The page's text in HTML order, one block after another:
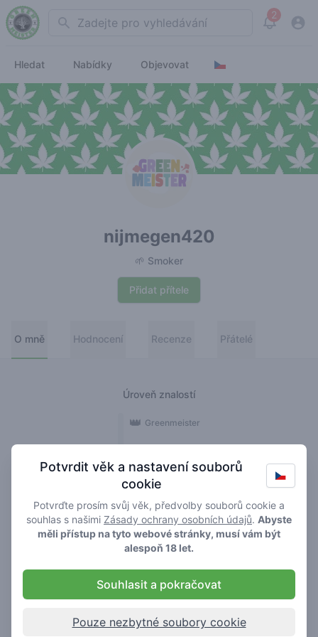
Search 2
View
Hledat Nabídky Objevovat
nijmegen420
🌱 Smoker
Přidat přítele
O mně Hodnocení Recenze Přátelé
Úroveň znalostí
🍃 Smoker
🌱 Roller
🥦 Stoner
👑 Greenmeister
Recenze
Hodnocení
Potvrdit věk a nastavení souborů
cookie
Potvrďte prosím svůj věk, předvolby souborů cookie a
souhlas s našimi Zásady ochrany osobních údajů. Abyste
měli přístup na tyto webové stránky, musí vám být
alespoň 18 let.
Souhlasit a pokračovat
Pouze nezbytné soubory cookie